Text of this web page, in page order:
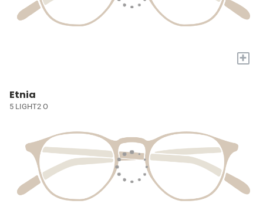
+
Etnia
5 LIGHT2 O